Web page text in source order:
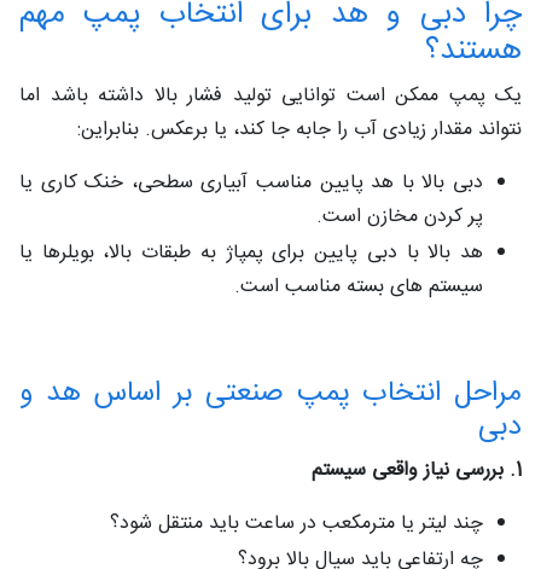
چرا دبی و هد برای انتخاب پمپ مهم
هستند؟
یک پمپ ممکن است توانایی تولید فشار بالا داشته باشد اما
نتواند مقدار زیادی آب را جابه‌ جا کند، یا برعکس. بنابراین:
دبی بالا با هد پایین مناسب آبیاری سطحی، خنک‌ کاری یا
پر کردن مخازن است.
هد بالا با دبی پایین برای پمپاژ به طبقات بالا، بویلرها یا
سیستم‌ های بسته مناسب است.
مراحل انتخاب پمپ صنعتی بر اساس هد و
دبی
1. بررسی نیاز واقعی سیستم
چند لیتر یا مترمکعب در ساعت باید منتقل شود؟
چه ارتفاعی باید سیال بالا برود؟